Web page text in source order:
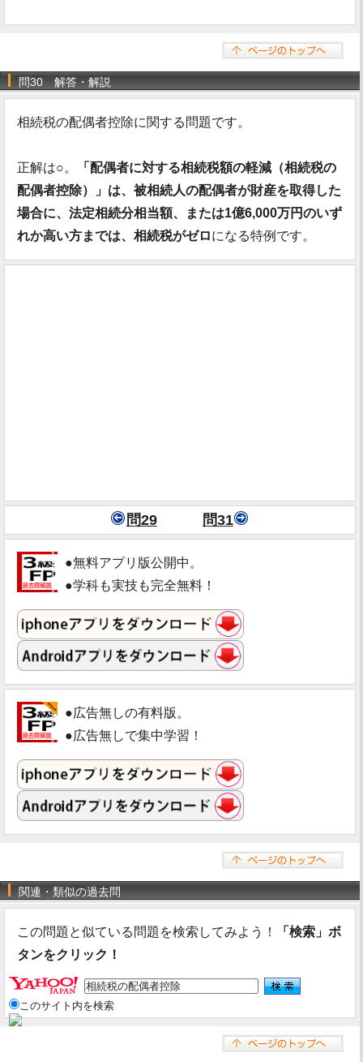
問30 解答・解説
相続税の配偶者控除に関する問題です。
正解は○。
「配偶者に対する相続税額の軽減（相続税の
配偶者控除）」は、被相続人の配偶者が財産を取得した
場合に、法定相続分相当額、または1億6,000万円のいず
れか高い方までは、相続税がゼロになる特例です。
問29 問31
●無料アプリ版公開中。
●学科も実技も完全無料！
●広告無しの有料版。
●広告無しで集中学習！
関連・類似の過去問
この問題と似ている問題を検索してみよう！
「検索」ボ
タンをクリック！
このサイト内を検索